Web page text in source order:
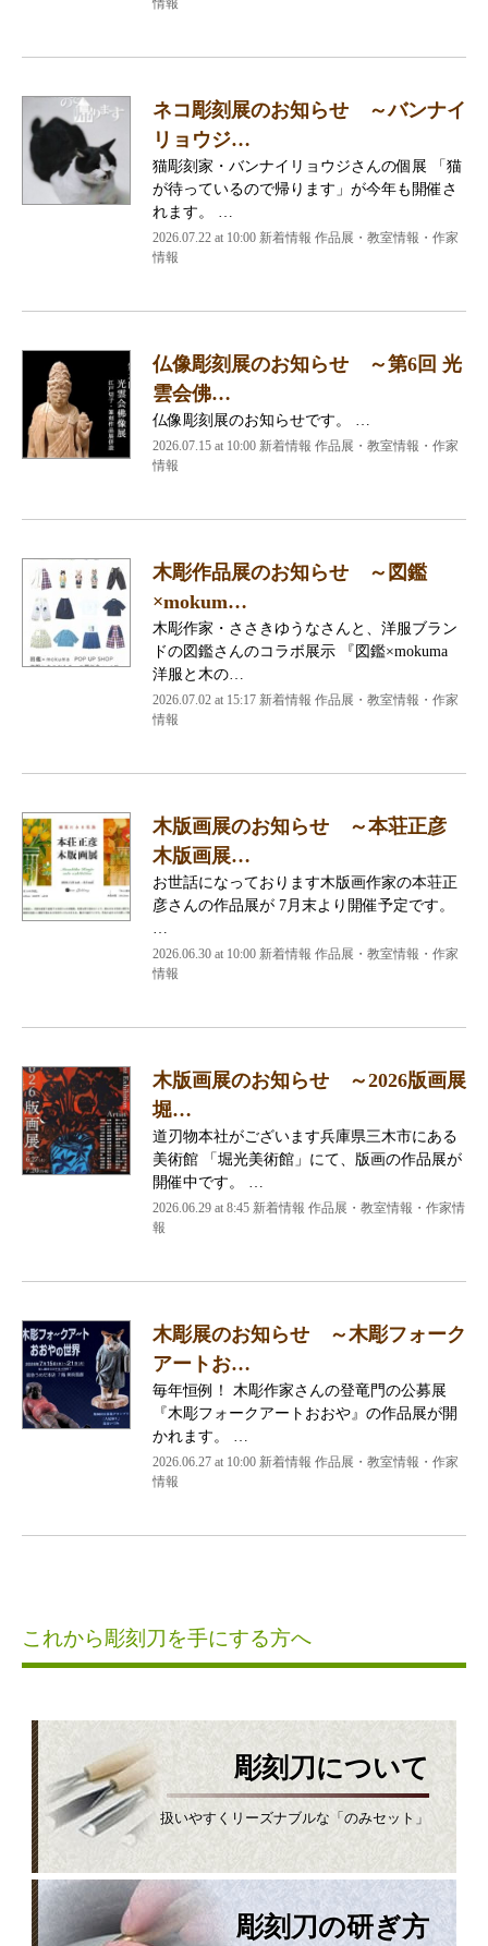
情報
ネコ彫刻展のお知らせ ～バンナイ
リョウジ…
猫彫刻家・バンナイリョウジさんの個展 「猫
が待っているので帰ります」が今年も開催さ
れます。 …
2026.07.22 at 10:00 新着情報 作品展・教室情報・作家
情報
仏像彫刻展のお知らせ ～第6回 光
雲会佛…
仏像彫刻展のお知らせです。 …
2026.07.15 at 10:00 新着情報 作品展・教室情報・作家
情報
木彫作品展のお知らせ ～図鑑
×mokum…
木彫作家・ささきゆうなさんと、洋服ブラン
ドの図鑑さんのコラボ展示 『図鑑×mokuma
洋服と木の…
2026.07.02 at 15:17 新着情報 作品展・教室情報・作家
情報
木版画展のお知らせ ～本荘正彦
木版画展…
お世話になっております木版画作家の本荘正
彦さんの作品展が 7月末より開催予定です。
2026.06.30 at 10:00 新着情報 作品展・教室情報・作家
情報
木版画展のお知らせ ～2026版画展
堀…
道刃物本社がございます兵庫県三木市にある
美術館 「堀光美術館」にて、版画の作品展が
開催中です。 …
2026.06.29 at 8:45 新着情報 作品展・教室情報・作家情
報
木彫展のお知らせ ～木彫フォーク
アートお…
毎年恒例！ 木彫作家さんの登竜門の公募展
『木彫フォークアートおおや』の作品展が開
かれます。 …
2026.06.27 at 10:00 新着情報 作品展・教室情報・作家
情報
これから彫刻刀を手にする方へ
彫刻刀について
扱いやすくリーズナブルな「のみセット」
彫刻刀の研ぎ方